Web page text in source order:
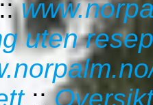
uten
::Oversikt